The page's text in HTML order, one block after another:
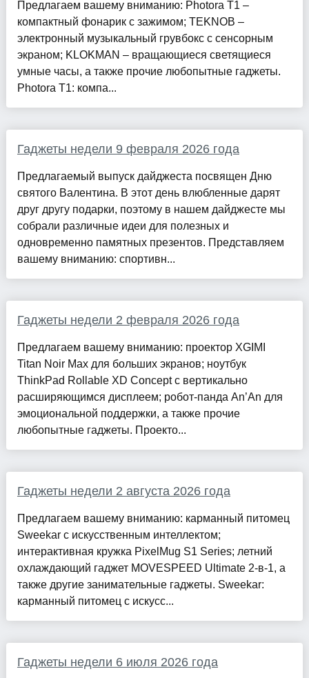
Предлагаем вашему вниманию: Photora T1 –
компактный фонарик с зажимом; TEKNOB –
электронный музыкальный грувбокс с сенсорным
экраном; KLOKMAN – вращающиеся светящиеся
умные часы, а также прочие любопытные гаджеты.
Photora T1: компа...
Гаджеты недели 9 февраля 2026 года
Предлагаемый выпуск дайджеста посвящен Дню
святого Валентина. В этот день влюбленные дарят
друг другу подарки, поэтому в нашем дайджесте мы
собрали различные идеи для полезных и
одновременно памятных презентов. Представляем
вашему вниманию: спортивн...
Гаджеты недели 2 февраля 2026 года
Предлагаем вашему вниманию: проектор XGIMI
Titan Noir Max для больших экранов; ноутбук
ThinkPad Rollable XD Concept с вертикально
расширяющимся дисплеем; робот-панда An’An для
эмоциональной поддержки, а также прочие
любопытные гаджеты. Проекто...
Гаджеты недели 2 августа 2026 года
Предлагаем вашему вниманию: карманный питомец
Sweekar с искусственным интеллектом;
интерактивная кружка PixelMug S1 Series; летний
охлаждающий гаджет MOVESPEED Ultimate 2-в-1, а
также другие занимательные гаджеты. Sweekar:
карманный питомец с искусс...
Гаджеты недели 6 июля 2026 года